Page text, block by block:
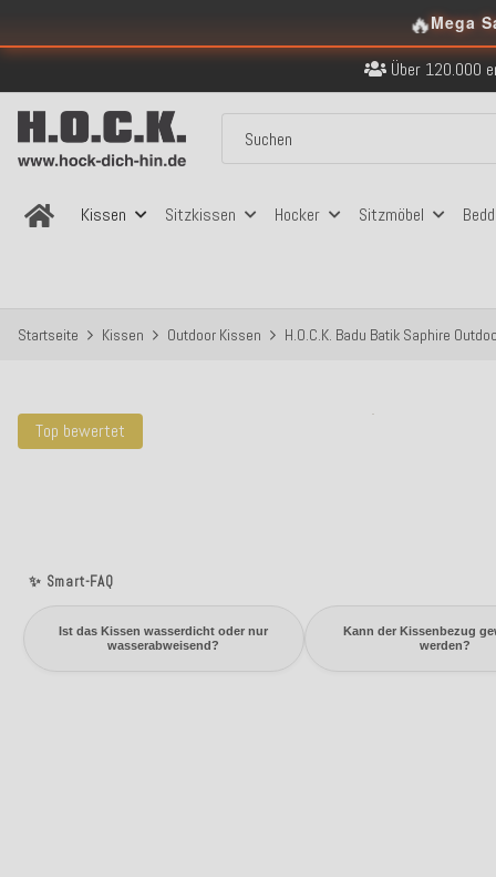
🔥Mega
Kostenloser Versand
Über 120.000
Sicher
Kostenloser Versand
Kissen
Sitzkissen Hocker Sitzmöbel
Startseite Kissen Outdoor Kissen H.O.C.K. Badu Batik Saphire
Top bewertet
✨ Smart-FAQ
Ist das Kissen wasserdicht oder nur
wasserabweisend?
Kann der Kissenbezug
werden?